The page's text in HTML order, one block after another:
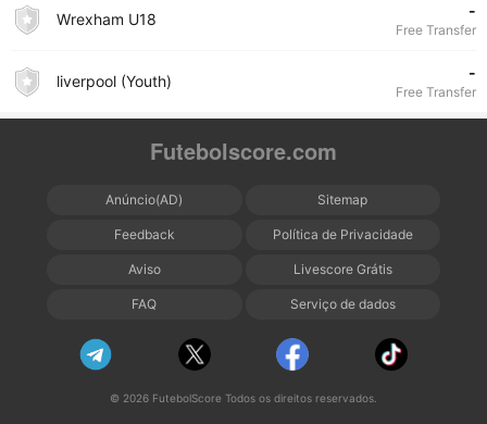
Wrexham U18 -
Free Transfer
liverpool (Youth) -
Free Transfer
Futebolscore.com
Anúncio(AD) Sitemap
Feedback Política de Privacidade
Aviso Livescore Grátis
FAQ Serviço de dados
© 2026 FutebolScore Todos os direitos reservados.